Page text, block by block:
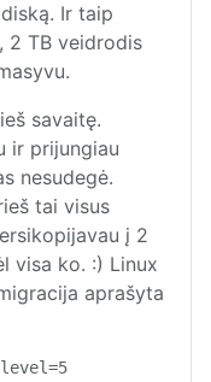
Ir taip
2 TB veidrodis
savaitę.
ir prijungiau
nesudegė.
tai visus
į 2
visa ko. :) Linux
aprašyta